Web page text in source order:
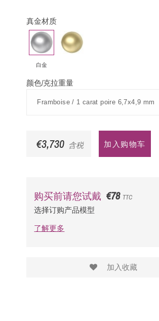
宝
真金材质
白
金
白金
黄
金
颜色/克拉重量
€3,730 含税 加入购物车
购买前请您试戴 €78 TTC
选择订购产品模型
了解更多
加入收藏